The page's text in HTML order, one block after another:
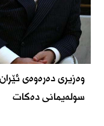
وەزیری دەرەوەی
سولەیمانی دەکات